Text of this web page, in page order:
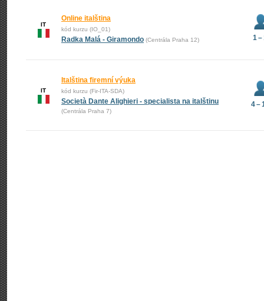
IT
Online italština
kód kurzu (IO_01)
Radka Malá - Giramondo (Centrála Praha 12) 1 –
IT
Italština firemní výuka
kód kurzu (Fir-ITA-SDA)
Società Dante Alighieri - specialista na italštinu
(Centrála Praha 7)
4 –